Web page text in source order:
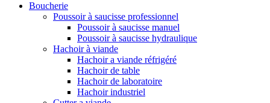
Boucherie
Poussoir à saucisse professionnel
Poussoir à saucisse manuel
Poussoir à saucisse hydraulique
Hachoir à viande
Hachoir a viande réfrigéré
Hachoir de table
Hachoir de laboratoire
Hachoir industriel